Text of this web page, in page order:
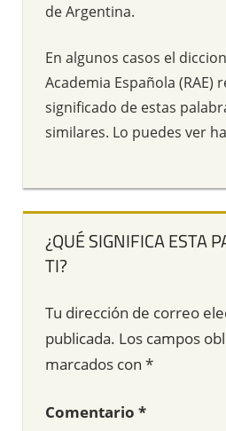
de Argentina.
En algunos casos el
Academia Española (RAE)
significado de estas
similares. Lo puedes ver
¿QUÉ SIGNIFICA ESTA
TI?
Tu dirección de correo
publicada. Los campos
marcados con *
Comentario *